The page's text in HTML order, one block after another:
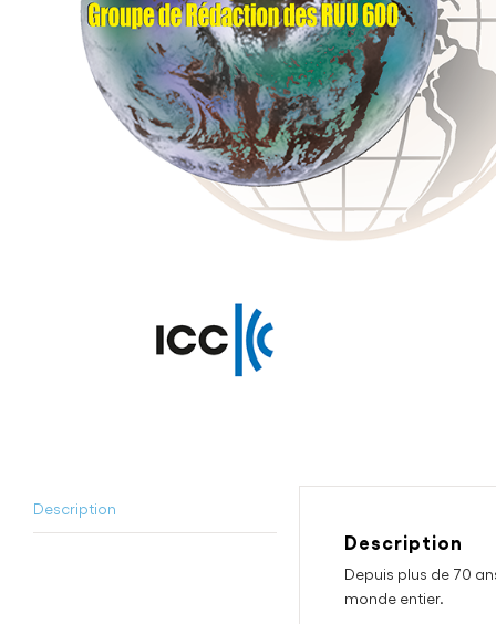
Description
Description
Depuis plus de 70
monde entier.